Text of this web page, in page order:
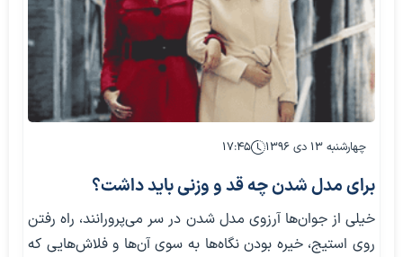
چهارشنبه ۱۳ دی ۱۳۹۶ ۱۷:۴۵
برای مدل شدن چه قد و وزنی باید داشت؟
خيلي از جوان‌ها آرزوي مدل شدن در سر مي‌پرورانند، راه رفتن
روي استيج، خيره بودن نگاه‌ها به سوي آن‌ها و فلاش‌هايي كه